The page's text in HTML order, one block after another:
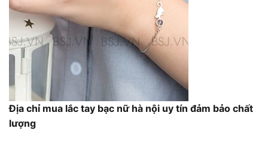
Địa chỉ mua lắc tay bạc nữ hà nội uy tín đảm bảo chất
lượng